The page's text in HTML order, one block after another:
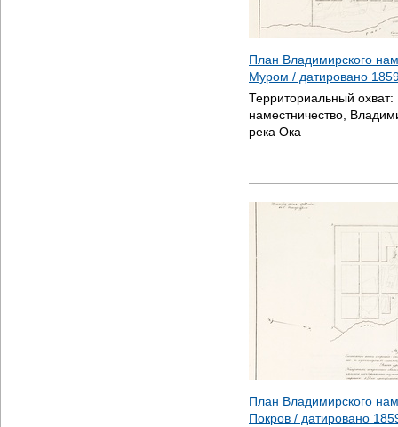
План Владимирского
Муром / датировано
Территориальный охват:
наместничество,
река Ока
План Владимирского
Покров / датировано